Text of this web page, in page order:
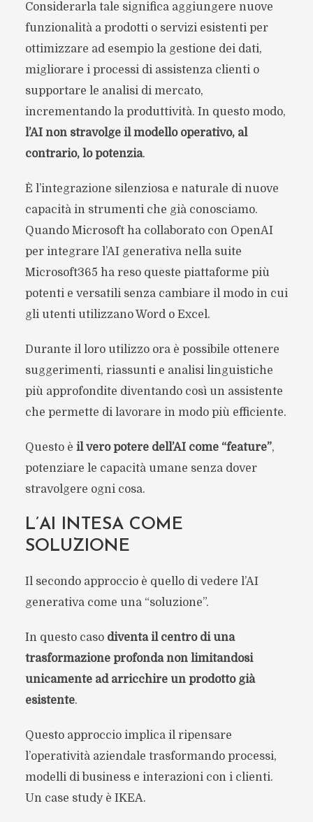
Considerarla tale significa aggiungere nuove
funzionalità a prodotti o servizi esistenti per
ottimizzare ad esempio la gestione dei dati,
migliorare i processi di assistenza clienti o
supportare le analisi di mercato,
incrementando la produttività. In questo modo,
l’AI non stravolge il modello operativo, al
contrario, lo potenzia.
È l’integrazione silenziosa e naturale di nuove
capacità in strumenti che già conosciamo.
Quando Microsoft ha collaborato con OpenAI
per integrare l’AI generativa nella suite
Microsoft365 ha reso queste piattaforme più
potenti e versatili senza cambiare il modo in cui
gli utenti utilizzano Word o Excel.
Durante il loro utilizzo ora è possibile ottenere
suggerimenti, riassunti e analisi linguistiche
più approfondite diventando così un assistente
che permette di lavorare in modo più efficiente.
Questo è il vero potere dell’AI come “feature”,
potenziare le capacità umane senza dover
stravolgere ogni cosa.
L’AI INTESA COME
SOLUZIONE
Il secondo approccio è quello di vedere l’AI
generativa come una “soluzione”.
In questo caso diventa il centro di una
trasformazione profonda non limitandosi
unicamente ad arricchire un prodotto già
esistente.
Questo approccio implica il ripensare
l’operatività aziendale trasformando processi,
modelli di business e interazioni con i clienti.
Un case study è IKEA.